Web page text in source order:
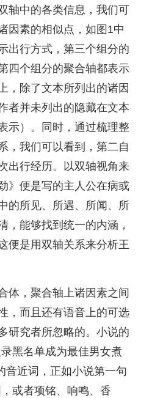
轴中的各类信息，我们可
因素的相似点，如图1中
出行方式，第三个组分的
四个组分的聚合轴都表示
除了文本所列出的诸因
者并未列出的隐藏在文本
示）。同时，通过梳理整
，我们可以看到，第二自
出行经历。以双轴视角来
》便是写的主人公在病或
的所见、所遇、所闻、所
，能够找到统一的内涵，
便是用双轴关系来分析王
体，聚合轴上诸因素之间
，而且还有语音上的可选
研究者所忽略的。小说的
黑名单成为最佳男女煮
音近词，正如小说第一句
或者项铭、响鸣、香